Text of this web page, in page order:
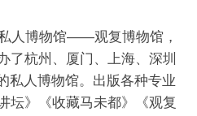
人博物馆——观复博物馆，
了杭州、厦门、上海、深圳
私人博物馆。出版各种专业
坛》《收藏马未都》《观复